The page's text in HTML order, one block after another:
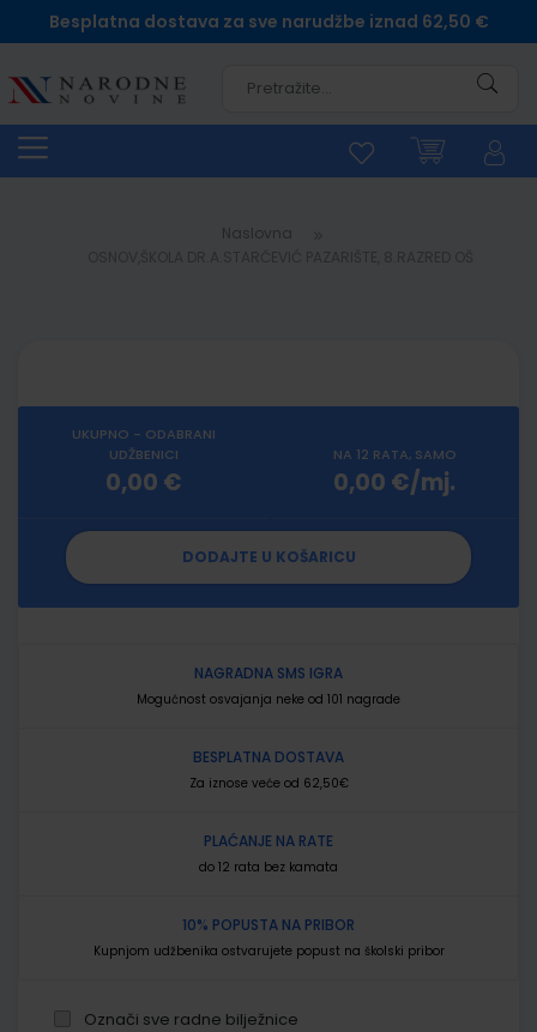
Besplatna dostava za sve narudžbe iznad 62,50 €
Naslovna
UKUPNO - ODABRANI
UDŽBENICI
0,00 €
NA 12 RATA, SAMO
0,00 €/mj.
DODAJTE U KOŠARICU
NAGRADNA SMS IGRA
Mogućnost osvajanja neke od 101 nagrade
BESPLATNA DOSTAVA
Za iznose veće od 62,50€
PLAĆANJE NA RATE
do 12 rata bez kamata
10% POPUSTA NA PRIBOR
Kupnjom udžbenika ostvarujete popust na školski pribor
Označi sve radne bilježnice